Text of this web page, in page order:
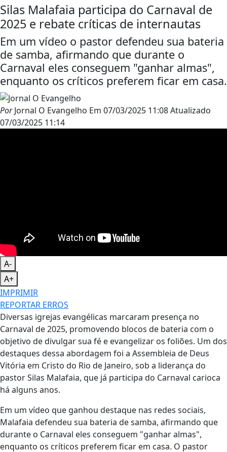
Silas Malafaia participa do Carnaval de
2025 e rebate críticas de internautas
Em um vídeo o pastor defendeu sua bateria
de samba, afirmando que durante o
Carnaval eles conseguem "ganhar almas",
enquanto os críticos preferem ficar em casa.
PorJornal O Evangelho Em 07/03/2025 11:08Atualizado
07/03/2025 11:14
A-
A+
IMPRIMIR
REPORTAR ERROS
Diversas igrejas evangélicas marcaram presença no
Carnaval de 2025, promovendo blocos de bateria com o
objetivo de divulgar sua fé e evangelizar os foliões. Um dos
destaques dessa abordagem foi a Assembleia de Deus
Vitória em Cristo do Rio de Janeiro, sob a liderança do
pastor Silas Malafaia, que já participa do Carnaval carioca
há alguns anos.
Em um vídeo que ganhou destaque nas redes sociais,
Malafaia defendeu sua bateria de samba, afirmando que
durante o Carnaval eles conseguem "ganhar almas",
enquanto os críticos preferem ficar em casa. O pastor